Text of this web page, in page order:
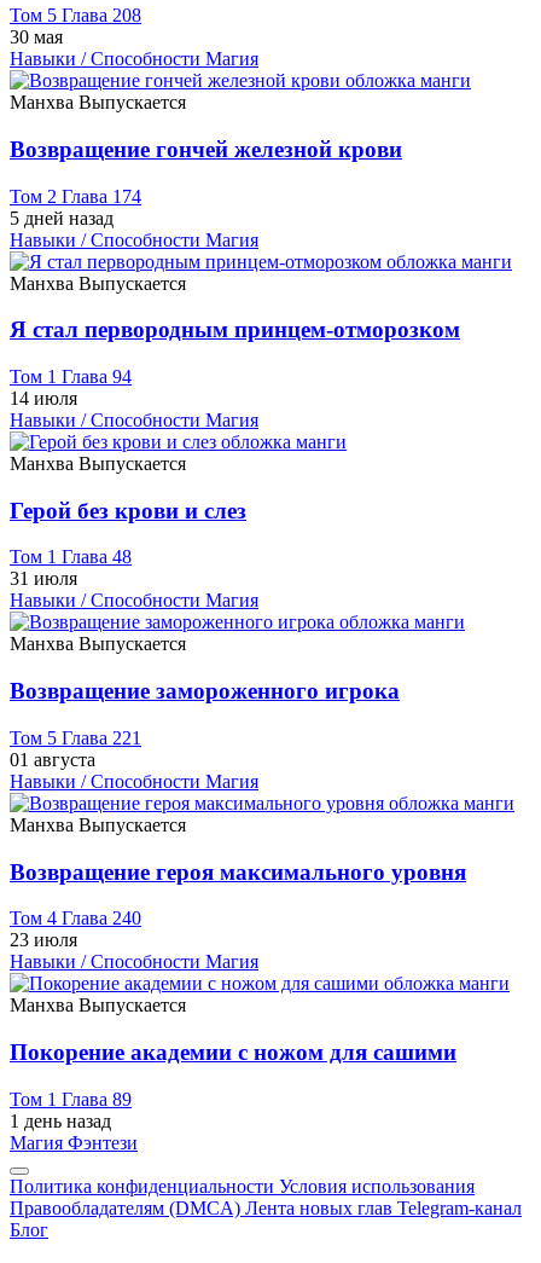
Том 5 Глава 208
30 мая
Навыки / Способности Магия
Манхва Выпускается
Возвращение гончей железной крови
Том 2 Глава 174
5 дней назад
Навыки / Способности Магия
Манхва Выпускается
Я стал первородным принцем-отморозком
Том 1 Глава 94
14 июля
Навыки / Способности Магия
Манхва Выпускается
Герой без крови и слез
Том 1 Глава 48
31 июля
Навыки / Способности Магия
Манхва Выпускается
Возвращение замороженного игрока
Том 5 Глава 221
01 августа
Навыки / Способности Магия
Манхва Выпускается
Возвращение героя максимального уровня
Том 4 Глава 240
23 июля
Навыки / Способности Магия
Манхва Выпускается
Покорение академии с ножом для сашими
Том 1 Глава 89
1 день назад
Магия Фэнтези
Политика конфиденциальности Условия использования
Правообладателям (DMCA) Лента новых глав Telegram-канал
Блог